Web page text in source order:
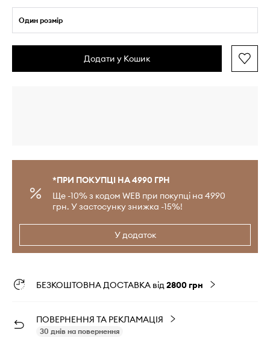
Один розмір
Додати у Кошик
*ПРИ ПОКУПЦІ НА 4990 ГРН
Ще -10% з кодом WEB при покупці на 4990
грн. У застосунку знижка -15%!
У додаток
БЕЗКОШТОВНА ДОСТАВКА від2800 грн
ПОВЕРНЕННЯ ТА РЕКЛАМАЦІЯ
30 днів на повернення